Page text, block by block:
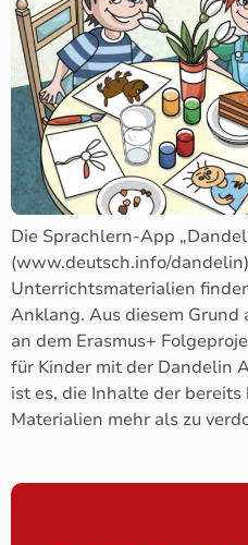
Die Sprachlern-App
(www.deutsch.info/
Unterrichtsmaterialien
Anklang. Aus diesem
an dem Erasmus+
für Kinder mit der Dandelin
ist es, die Inhalte der
Materialien mehr als zu